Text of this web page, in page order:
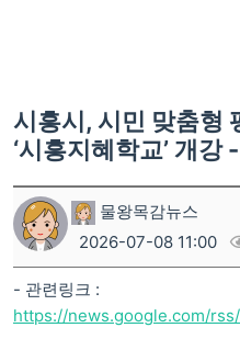
시흥시, 시민 맞춤형
‘시흥지혜학교’ 개강
물왕목감뉴스
2026-07-08 11:00
- 관련링크 :
https://news.google.com/